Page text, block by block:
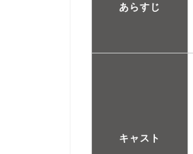
あらすじ
キャスト